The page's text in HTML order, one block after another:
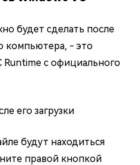
будет сделать после
компьютера, - это
Runtime с официального
его загрузки
будут находиться
правой кнопкой